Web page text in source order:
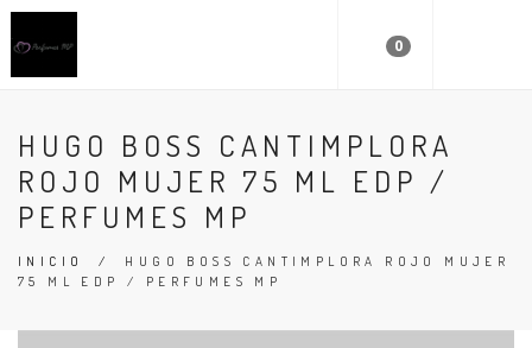
0
HUGO BOSS CANTIMPLORA
ROJO MUJER 75 ML EDP /
PERFUMES MP
INICIO / HUGO BOSS CANTIMPLORA ROJO MUJER
75 ML EDP / PERFUMES MP